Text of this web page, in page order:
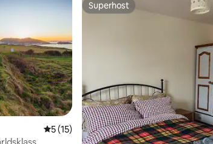
5 av 5 i genomsnittligt betyg, 15
5 (15)
Superhost
Superhost